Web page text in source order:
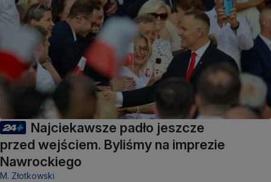
Najciekawsze padło jeszcze
przed wejściem. Byliśmy na imprezie
Nawrockiego
M. Złotkowski